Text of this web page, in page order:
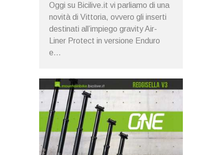
Oggi su Bicilive.it vi parliamo di una
novità di Vittoria, ovvero gli inserti
destinati all’impiego gravity Air-
Liner Protect in versione Enduro
e...